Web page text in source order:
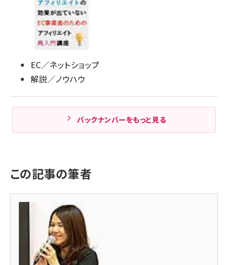
EC／ネットショップ
解説／ノウハウ
バックナンバーをもっと見る
この記事の筆者